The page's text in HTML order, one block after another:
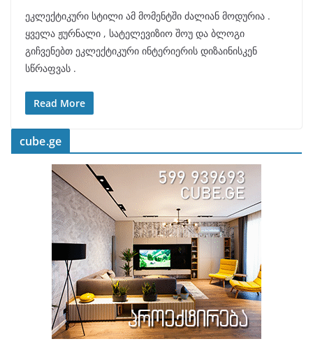
ეკლექტიკური სტილი ამ მომენტში ძალიან მოდურია .
ყველა ჟურნალი , სატელევიზიო შოუ და ბლოგი
გიჩვენებთ ეკლექტიკური ინტერიერის დიზაინისკენ
სწრაფვას .
Read More
cube.ge